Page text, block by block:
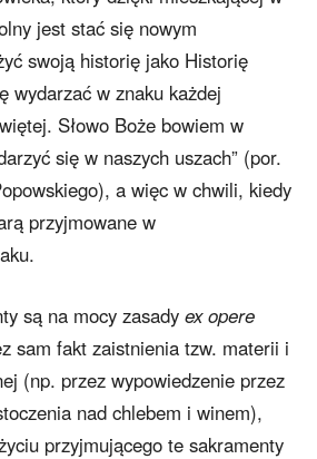
jest stać się nowym
swoją historię jako Historię
wydarzać w znaku każdej
Słowo Boże bowiem w
się w naszych uszach” (por.
a więc w chwili, kiedy
przyjmowane w
są na mocy zasady ex opere
sam fakt zaistnienia tzw. materii i
(np. przez wypowiedzenie przez
nad chlebem i winem),
przyjmującego te sakramenty